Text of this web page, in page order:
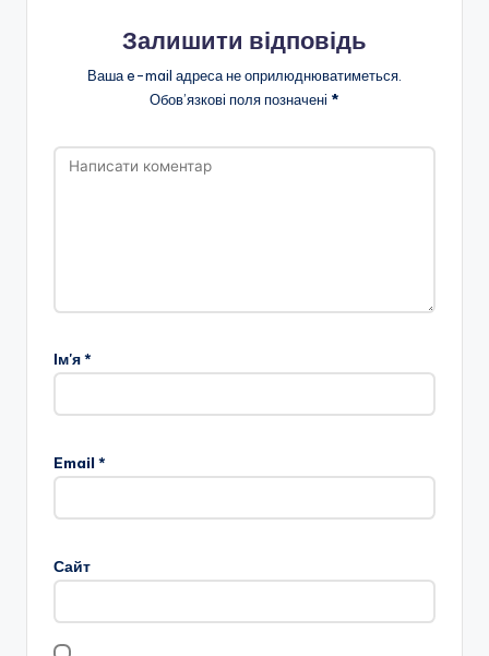
Залишити відповідь
Ваша e-mail адреса не оприлюднюватиметься.
Обов’язкові поля позначені *
Ім'я*
Email *
Сайт